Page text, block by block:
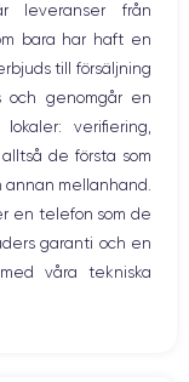
rapide
leveranser från
bara har haft en
till försäljning
och genomgår en
verifiering,
de första som
annan mellanhand.
en telefon som de
garanti och en
våra tekniska